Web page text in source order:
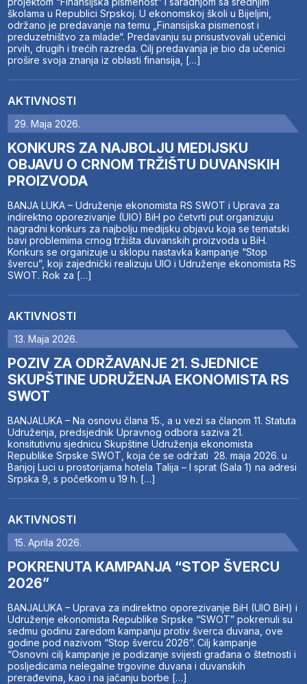
školama u Republici Srpskoj. U ekonomskoj školi u Bijeljini,
održano je predavanje na temu „Finansijska pismenost i
preduzetništvo za mlade“. Predavanju su prisustvovali učenici
prvih, drugih i trećih razreda. Cilj predavanja je bio da učenici
prošire svoja znanja iz oblasti finansija, […]
AKTIVNOSTI
29. Maja 2026.
KONKURS ZA NAJBOLJU MEDIJSKU
OBJAVU O CRNOM TRŽIŠTU DUVANSKIH
PROIZVODA
BANJA LUKA – Udruženje ekonomista RS SWOT i Uprava za
indirektno oporezivanje (UIO) BiH po četvrti put organizuju
nagradni konkurs za najbolju medijsku objavu koja se tematski
bavi problemima crnog tržišta duvanskih proizvoda u BiH.
Konkurs se organizuje u sklopu nastavka kampanje “Stop
švercu”, koji zajednički realizuju UIO i Udruženje ekonomista RS
SWOT. Rok za […]
AKTIVNOSTI
13. Maja 2026.
POZIV ZA ODRŽAVANJE 21. SJEDNICE
SKUPŠTINE UDRUŽENJA EKONOMISTA RS
SWOT
BANJALUKA – Na osnovu člana 15., a u vezi sa članom 11. Statuta
Udruženja, predsjednik Upravnog odbora saziva 21.
konsitutivnu sjednicu Skupštine Udruženja ekonomista
Republike Srpske SWOT, koja će se održati 28. maja 2026. u
Banjoj Luci u prostorijama hotela Talija – I sprat (Sala 1) na adresi
Srpska 9, s početkom u 19 h. […]
AKTIVNOSTI
15. Aprila 2026.
POKRENUTA KAMPANJA “STOP ŠVERCU
2026”
BANJALUKA – Uprava za indirektno oporezivanje BiH (UIO BiH) i
Udruženje ekonomista Republike Srpske “SWOT” pokrenuli su
sedmu godinu zaredom kampanju protiv šverca duvana, ove
godine pod nazivom “Stop švercu 2026”. Cilj kampanje
“Osnovni cilj kampanje je podizanje svijesti građana o štetnosti i
posljedicama nelegalne trgovine duvana i duvanskih
prerađevina, kao i na jačanju borbe […]